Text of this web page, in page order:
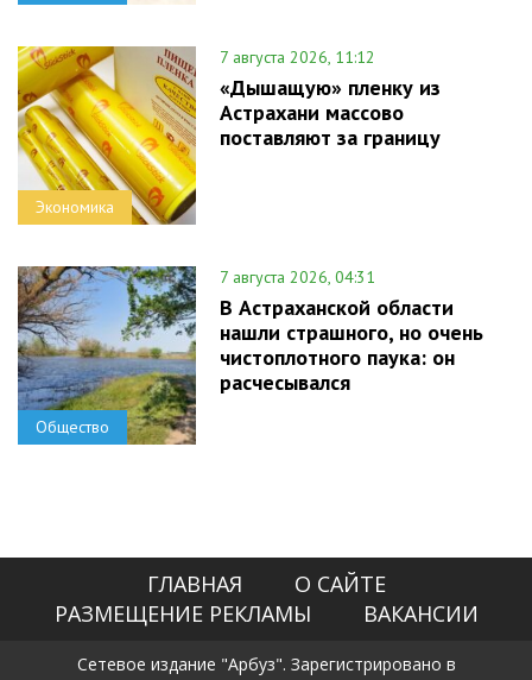
Экономика
7 августа 2026, 11:12
«Дышащую» пленку из
Астрахани массово
поставляют за границу
Общество
7 августа 2026, 04:31
В Астраханской области
нашли страшного, но очень
чистоплотного паука: он
расчесывался
ГЛАВНАЯ
О САЙТЕ
РАЗМЕЩЕНИЕ РЕКЛАМЫ
ВАКАНСИИ
Сетевое издание "Арбуз". Зарегистрировано в